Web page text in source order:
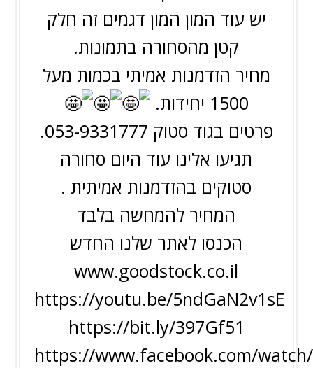
יש עוד המון המון דגמים זה חלק
קטן מהסחורה בתמונות.
מחיר הזדמנות אמיתי בכמות מעל
1500 יחידות.
פרטים בגוד סטוק 053-9331777.
תגיעו אלינו עוד היום סחורה
סטוקים בהזדמנות אמיתית .
המחיר להמחשה בלבד
הכנסו לאתר שלנו החדש
www.goodstock.co.il
https://youtu.be/5ndGaN2v1sE
https://bit.ly/397Gf51
https://www.facebook.com/